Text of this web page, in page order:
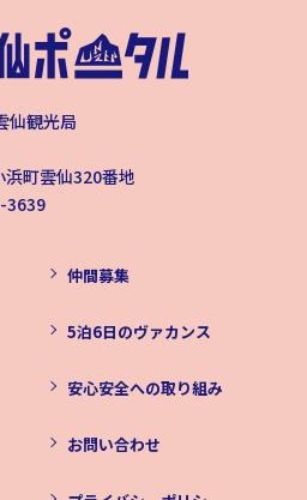
仙観光局
町雲仙320番地
3639
仲間募集
5泊6日のヴァカンス
安心安全への取り組み
お問い合わせ